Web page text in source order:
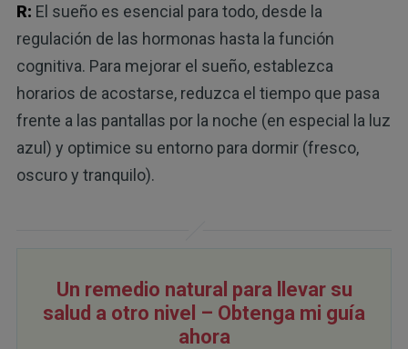
R: El sueño es esencial para todo, desde la
regulación de las hormonas hasta la función
cognitiva. Para mejorar el sueño, establezca
horarios de acostarse, reduzca el tiempo que pasa
frente a las pantallas por la noche (en especial la luz
azul) y optimice su entorno para dormir (fresco,
oscuro y tranquilo).
Un remedio natural para llevar su
salud a otro nivel – Obtenga mi guía
ahora